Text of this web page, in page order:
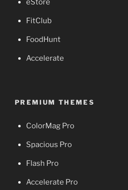
eStore
FitClub
FoodHunt
Accelerate
PREMIUM THEMES
ColorMag Pro
Spacious Pro
Flash Pro
Accelerate Pro